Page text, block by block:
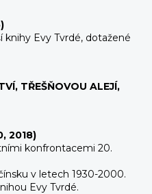
knihy Evy Tvrdé, dotažené
TŘEŠŇOVOU ALEJÍ,
2018)
konfrontacemi 20.
v letech 1930-2000.
Evy Tvrdé.